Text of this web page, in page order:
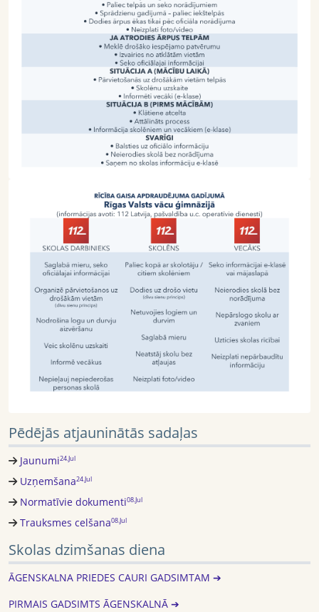
Pēdējās atjauninātās sadaļas
Jaunumi24.Jul
Uzņemšana24.Jul
Normatīvie dokumenti08.Jul
Trauksmes celšana08.Jul
Skolas dzimšanas diena
ĀGENSKALNA PRIEDES CAURI GADSIMTAM ➔
PIRMAIS GADSIMTS ĀGENSKALNĀ ➔